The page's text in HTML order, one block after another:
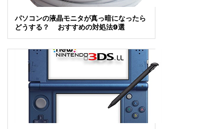
パソコンの液晶モニタが真っ暗になったら
どうする？ おすすめの対処法9選